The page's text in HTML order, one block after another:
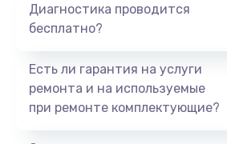
Диагностика проводится
бесплатно?
Есть ли гарантия на услуги
ремонта и на используемые
при ремонте комплектующие?